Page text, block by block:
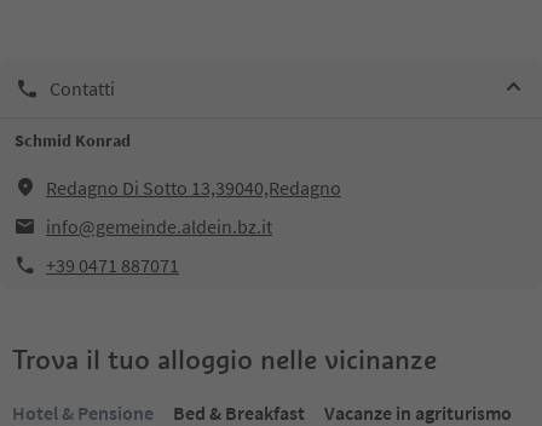
Contatti
Schmid Konrad
Redagno Di Sotto 13,39040,Redagno
info@gemeinde.aldein.bz.it
+39 0471 887071
Trova il tuo alloggio nelle vicinanze
Hotel & Pensione Bed & Breakfast
Vacanze in agriturismo